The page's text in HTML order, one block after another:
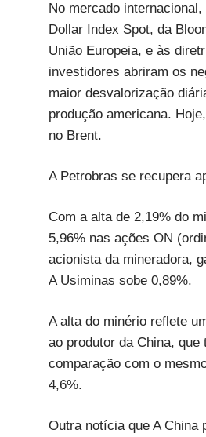
No mercado
Dollar Index Spot, da
União Europeia, e às
investidores abriram os
maior desvalorização
produção americana.
no Brent.
A Petrobras se recupera
Com a alta de 2,19% do
5,96% nas ações ON
acionista da mineradora,
A Usiminas sobe 0,89%.
A alta do minério reflete
ao produtor da China,
comparação com o
4,6%.
Outra notícia que A China